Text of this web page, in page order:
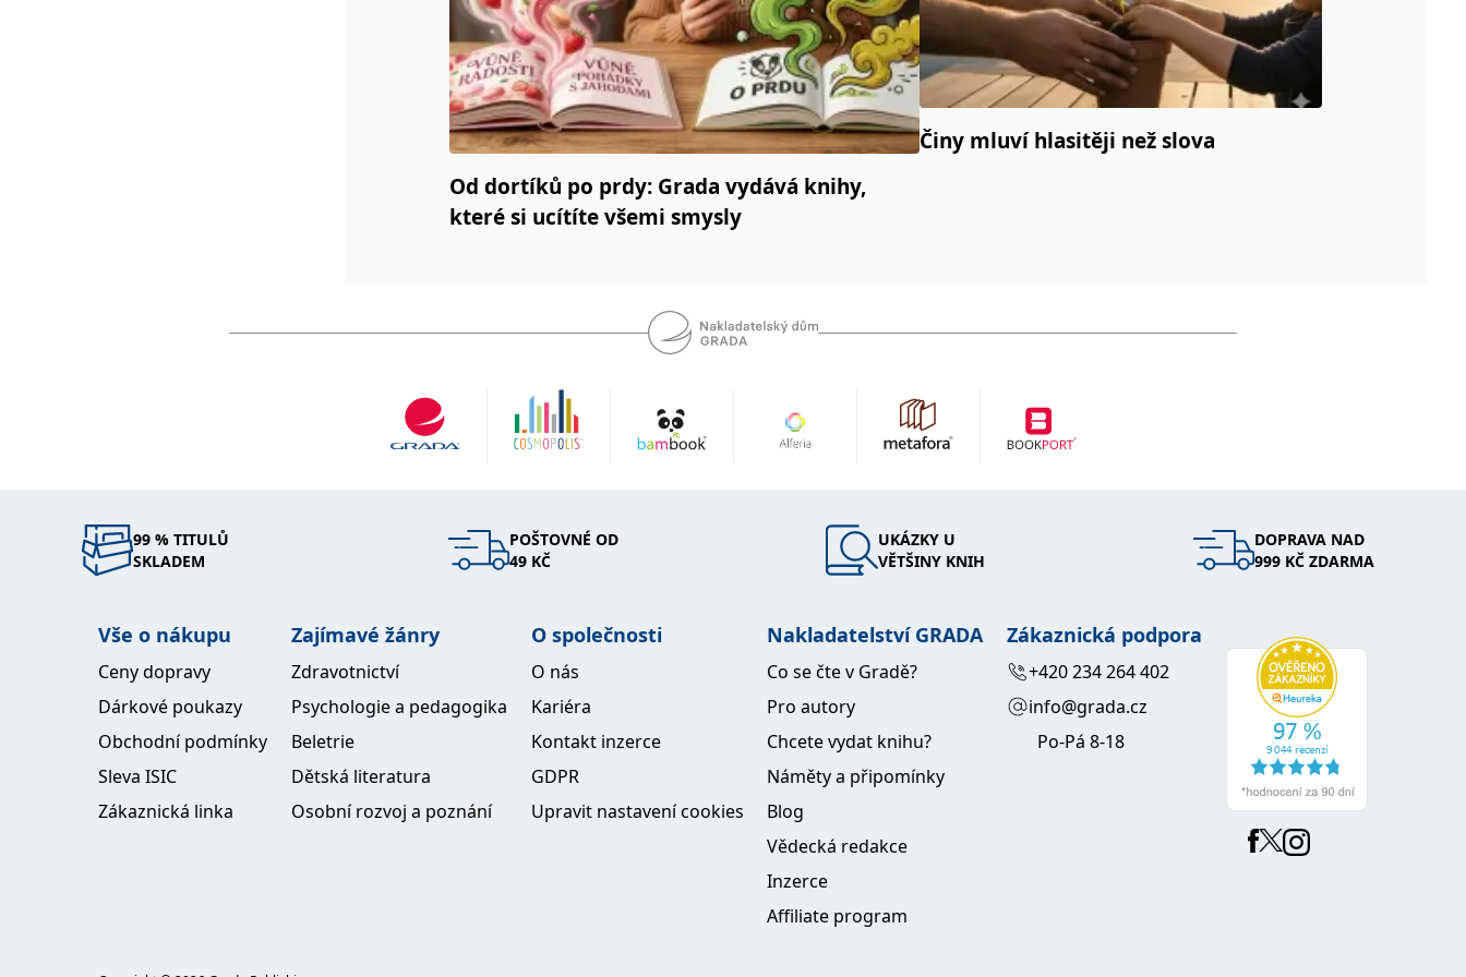
Od dortíků po prdy: Grada vydává knihy,
které si ucítíte všemi smysly
Činy mluví hlasitěji než slova
99 % TITULŮ
SKLADEM
POŠTOVNÉ OD
49 KČ
UKÁZKY U
VĚTŠINY KNIH
DOPRAVA NAD
999 KČ ZDARMA
Vše o nákupu
Ceny dopravy
Dárkové poukazy
Obchodní podmínky
Sleva ISIC
Zákaznická linka
Zajímavé žánry
Zdravotnictví
Psychologie a pedagogika
Beletrie
Dětská literatura
Osobní rozvoj a poznání
O společnosti
O nás
Kariéra
Kontakt inzerce
GDPR
Upravit nastavení cookies
Nakladatelství GRADA
Co se čte v Gradě?
Pro autory
Chcete vydat knihu?
Náměty a připomínky
Blog
Vědecká redakce
Inzerce
Affiliate program
Zákaznická podpora
+420 234 264 402
info@grada.cz
Po-Pá 8-18